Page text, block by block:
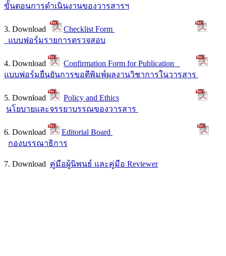
ขั้นตอนการดำเนินงานของวารสารฯ
3. Download
Checklist Form
แบบฟอร์มรายการตรวจสอบ
4. Download
Confirmation Form for Publication
แบบฟอร์มยืนยันการขอตีพิมพ์ผลงานวิชาการในวารสาร
5. Download
Policy and Ethics
นโยบายและจรรยาบรรณของวารสาร
6. Download
Editorial Board
กองบรรณาธิการ
7. Download คู่มือผู้นิพนธ์ และคู่มือ Reviewer